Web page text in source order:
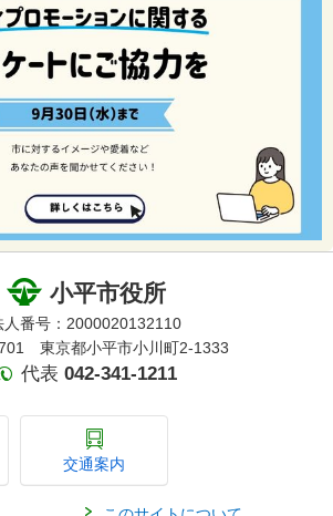
小平市役所
人番号：2000020132110
東京都小平市小川町2-1333
代表 042-341-1211
交通案内